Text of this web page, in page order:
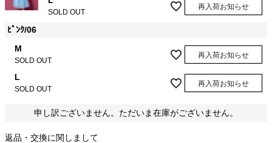
SOLD OUT
再入荷お知らせ
ﾋﾟﾝｸ/06
M
SOLD OUT
再入荷お知らせ
L
SOLD OUT
再入荷お知らせ
申し訳ございません。ただいま在庫がございません。
返品・交換に関しまして